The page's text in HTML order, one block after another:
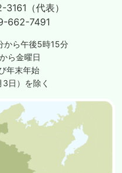
（代表）
662-7491
から午後5時15分
ら金曜日
年末年始
3日）を除く